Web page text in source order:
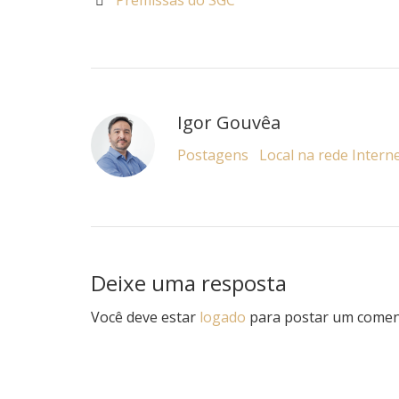
Igor Gouvêa
Postagens Local na rede
Deixe uma resposta
Você deve estar logado para postar um